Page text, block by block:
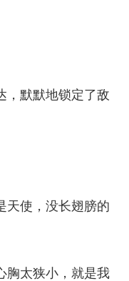
，默默地锁定了敌
天使，没长翅膀的
胸太狭小，就是我